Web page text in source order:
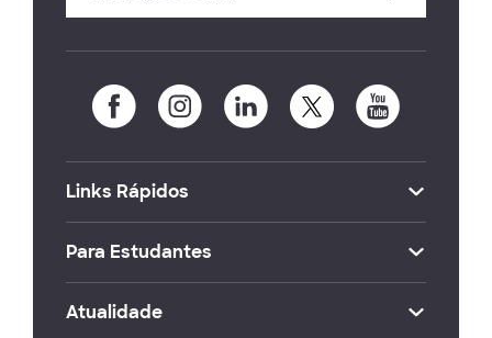
Links Rápidos
Para Estudantes
Atualidade